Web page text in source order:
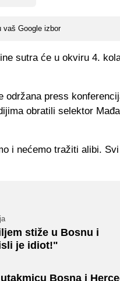
vaš Google izbor
sutra će u okviru 4.
održana press
obratili selektor
i nećemo tražiti alibi.
stiže u Bosnu i
je idiot!"
Bosna i